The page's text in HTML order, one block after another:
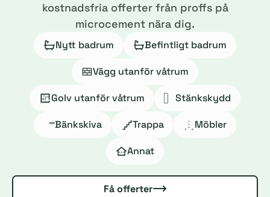
kostnadsfria offerter från proffs på
microcement nära dig.
Nytt badrum Befintligt badrum
Vägg utanför våtrum
Golv utanför våtrum Stänkskydd
Bänkskiva Trappa Möbler
Annat
Få offerter